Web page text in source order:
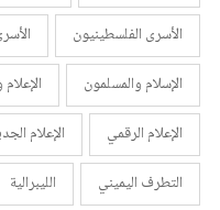
الأسرى الفلسطينيون
الإسلام والمسلمون
الإعلام الرقمي
الإعلام
التطرف اليميني
الليبرالية